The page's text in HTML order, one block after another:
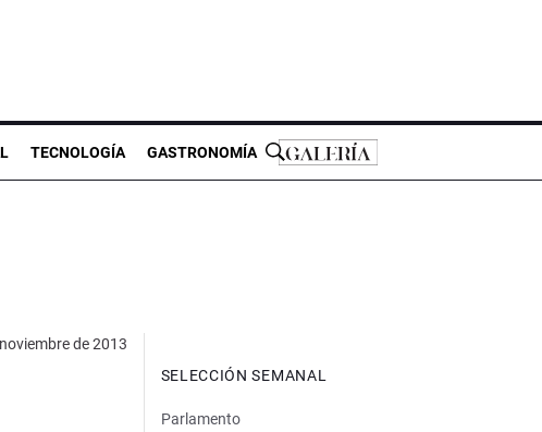
TECNOLOGÍA GASTRONOMÍA
de 2013
SELECCIÓN SEMANAL
Parlamento